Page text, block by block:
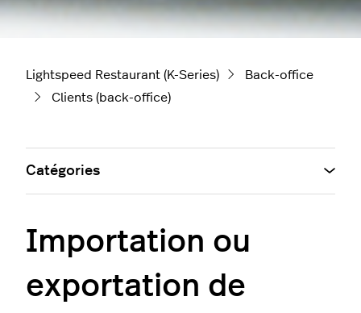
Lightspeed Restaurant (K-Series)
Back-office
Clients (back-office)
Importation ou
exportation de
Catégories